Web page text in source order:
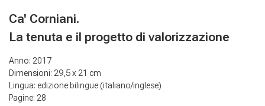
Ca' Corniani.
La tenuta e il progetto di valorizzazione
Anno: 2017
Dimensioni: 29,5 x 21 cm
Lingua: edizione bilingue (italiano/inglese)
Pagine: 28